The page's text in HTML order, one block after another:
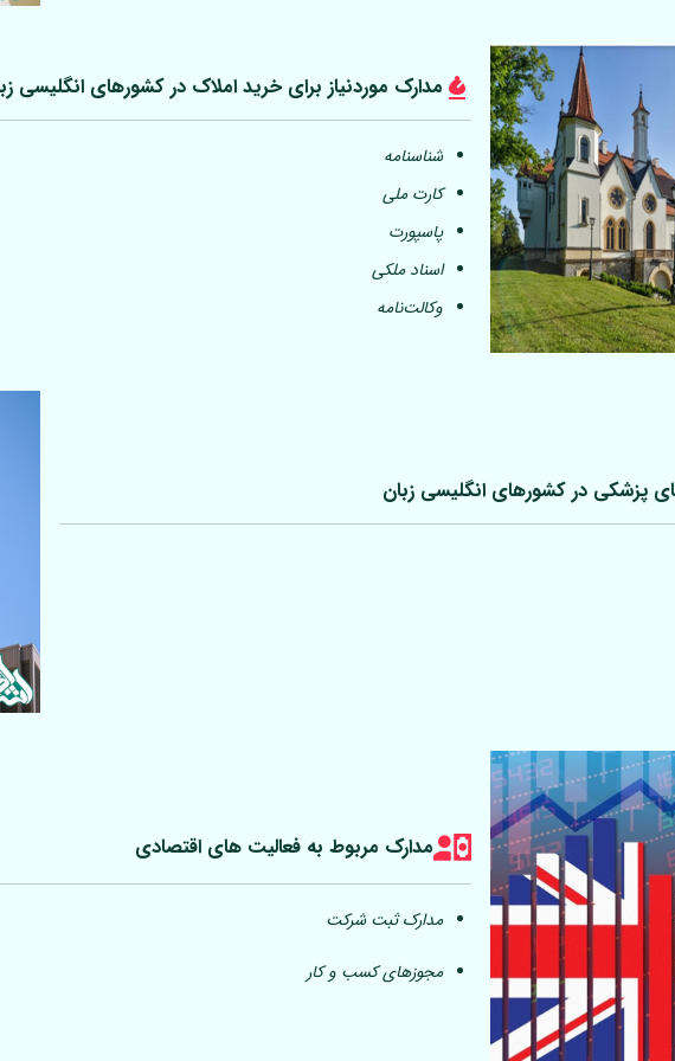
مدارک موردنیاز برای خرید املاک در کشورهای انگلیسی
شناسنامه
کارت ملی
پاسپورت
اسناد ملکی
وکالت‌نامه
پزشکی در کشورهای انگلیسی زبان
مدارک مربوط به فعالیت های اقتصادی
مدارک ثبت شرکت
مجوزهای کسب و کار